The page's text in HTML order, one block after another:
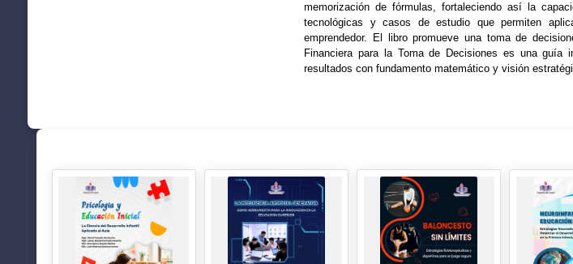
memorización de fórmulas, fortaleciendo así la
tecnológicas y casos de estudio que permiten
emprendedor. El libro promueve una toma de
Financiera para la Toma de Decisiones es una guía
resultados con fundamento matemático y visión